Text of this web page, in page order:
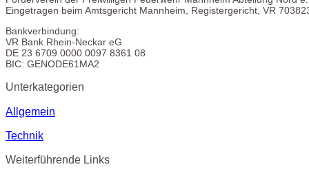
Eingetragen beim Amtsgericht Mannheim, Registergericht, VR
Bankverbindung:
VR Bank Rhein-Neckar eG
DE 23 6709 0000 0097 8361 08
BIC: GENODE61MA2
Unterkategorien
Allgemein
Technik
Weiterführende Links